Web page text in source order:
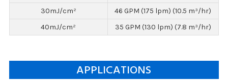
30mJ/cm²
46 GPM (175 lpm) (10.5 m³/hr)
40mJ/cm²
35 GPM (130 lpm) (7.8 m³/hr)
APPLICATIONS